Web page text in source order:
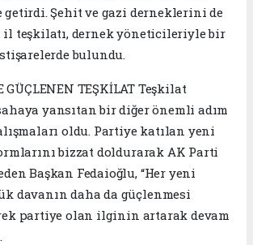
getirdi. Şehit ve gazi derneklerini de
il teşkilatı, dernek yöneticileriyle bir
bulundu.
GÜÇLENEN TEŞKİLAT Teşkilat
yansıtan bir diğer önemli adım
oldu. Partiye katılan yeni
bizzat doldurarak AK Parti
Başkan Fedaioğlu, “Her yeni
davanın daha da güçlenmesi
partiye olan ilginin artarak devam